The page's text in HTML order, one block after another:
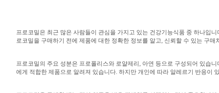
프로코밀은 최근 많은 사람들이 관심을 가지고 있는 건강기능식품 중 하나입
로코밀을 구매하기 전에 제품에 대한 정확한 정보를 알고, 신뢰할 수 있는 구매
프로코밀의 주요 성분은 프로폴리스와 로얄제리, 아연 등으로 구성되어 있습
에게 적합한 제품으로 알려져 있습니다. 하지만 개인에 따라 알레르기 반응이